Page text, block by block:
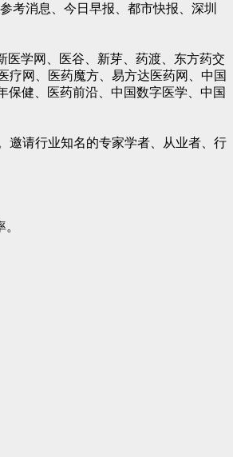
考消息、今日早报、都市快报、深圳
医学网、医谷、新芽、药渡、东方药交
疗网、医药魔方、易方达医药网、中国
保健、医药前沿、中国数字医学、中国
邀请行业知名的专家学者、从业者、行